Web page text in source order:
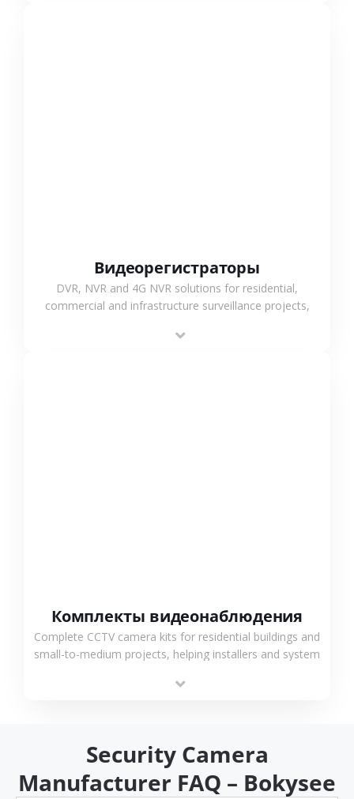
Видеорегистраторы
DVR, NVR and 4G NVR solutions for residential,
commercial and infrastructure surveillance projects,
Комплекты видеонаблюдения
Complete CCTV camera kits for residential buildings and
small-to-medium projects, helping installers and system
time.
Security Camera
Manufacturer FAQ – Bokysee